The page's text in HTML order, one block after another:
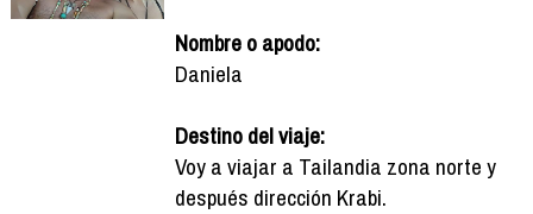
Nombre o apodo:
Daniela
Destino del viaje:
Voy a viajar a Tailandia zona norte y
después dirección Krabi.